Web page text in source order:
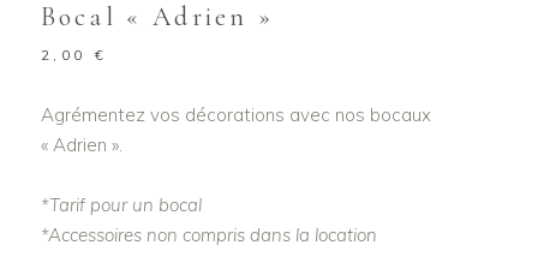
Bocal « Adrien »
2,00 €
Agrémentez vos décorations avec nos bocaux
« Adrien ».
*Tarif pour un bocal
*Accessoires non compris dans la location